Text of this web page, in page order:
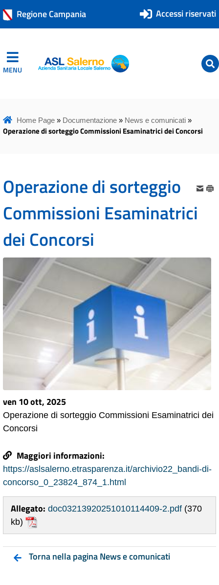
Regione Campania Accessi riservati
MENU ASL Salerno
ASL Salerno
Home Page» Documentazione» News e comunicati»
Operazione di sorteggio Commissioni Esaminatrici dei Concorsi
Operazione di sorteggio
Commissioni Esaminatrici
dei Concorsi
ven 10 ott, 2025
Operazione di sorteggio Commissioni Esaminatrici dei
Concorsi
Maggiori informazioni:
https://aslsalerno.etrasparenza.it/archivio22_bandi-di-
concorso_0_23824_874_1.html
Allegato: doc03213920251010114409-2.pdf (370
kb)
Torna nella pagina News e comunicati